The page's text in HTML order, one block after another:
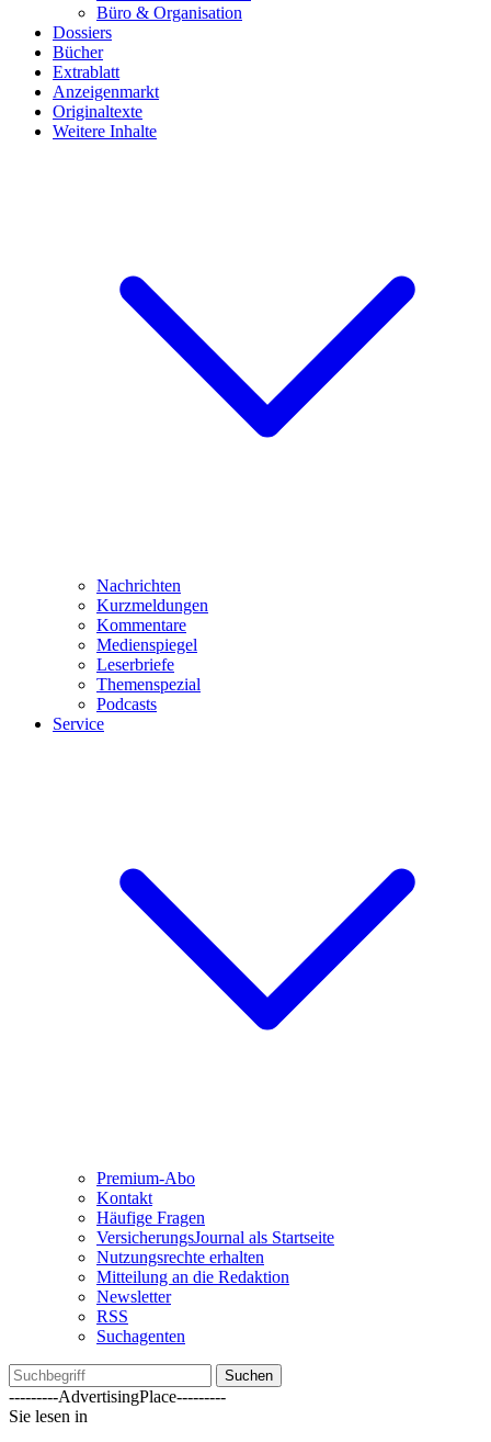
Büro & Organisation
Dossiers
Bücher
Extrablatt
Anzeigenmarkt
Originaltexte
Weitere Inhalte
Nachrichten
Kurzmeldungen
Kommentare
Medienspiegel
Leserbriefe
Themenspezial
Podcasts
Service
Premium-Abo
Kontakt
Häufige Fragen
VersicherungsJournal als Startseite
Nutzungsrechte erhalten
Mitteilung an die Redaktion
Newsletter
RSS
Suchagenten
Suchen
---------AdvertisingPlace---------
Sie lesen in